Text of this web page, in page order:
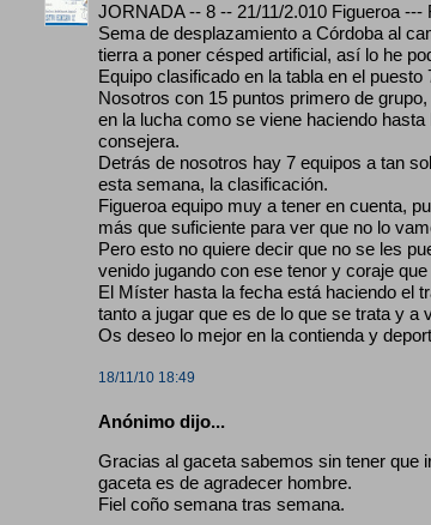
JORNADA -- 8 -- 21/11/2.010 Figueroa ---
Sema de desplazamiento a Córdoba al
tierra a poner césped artificial, así lo he
Equipo clasificado en la tabla en el
Nosotros con 15 puntos primero de
en la lucha como se viene haciendo
consejera.
Detrás de nosotros hay 7 equipos a tan
esta semana, la clasificación.
Figueroa equipo muy a tener en cuenta,
más que suficiente para ver que no lo
Pero esto no quiere decir que no se les
venido jugando con ese tenor y coraje
El Míster hasta la fecha está haciendo el
tanto a jugar que es de lo que se trata y a
Os deseo lo mejor en la contienda y
18/11/10 18:49
Anónimo dijo...
Gracias al gaceta sabemos sin tener que
gaceta es de agradecer hombre.
Fiel coño semana tras semana.